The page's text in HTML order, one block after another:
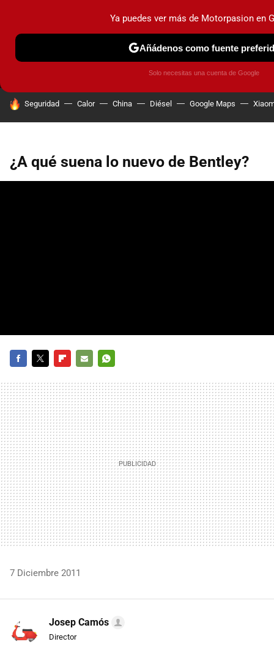
MENÚ NUEVO
COCHES ELÉCTRICOS OBSERVATORIO F1
HOY SE HABLA DE
Seguridad Calor China Diésel Google Maps
¿A qué suena lo nuevo de Bentley?
MAIL
7 Diciembre 2011
Josep Camós
Director
Ya puedes ver más de Motorpasion en
Añádenos como fuente
Solo necesitas una cuenta de Google